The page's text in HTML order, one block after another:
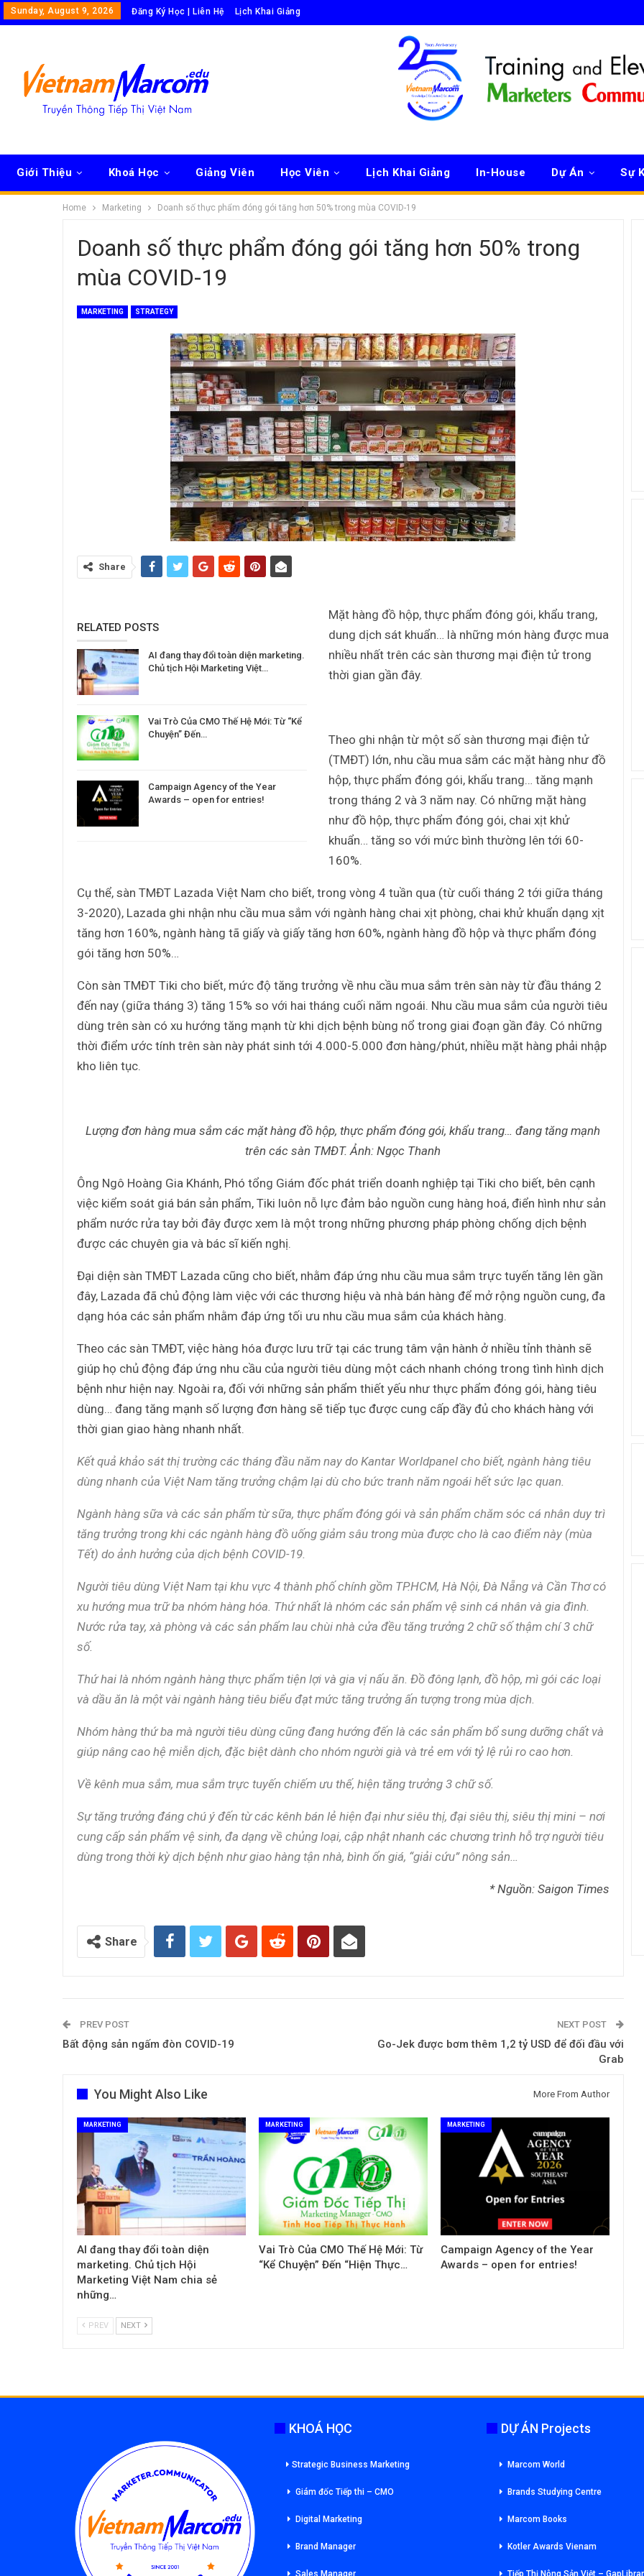
Sunday, August 9, 2026 Đăng Ký Học | Liên Hệ Lịch Khai Giảng
Giới Thiệu Khoá Học Giảng Viên Học Viên Lịch Khai Giảng In-House Dự Án Sự
Home Marketing Doanh số thực phẩm đóng gói tăng hơn 50% trong mùa COVID-19
Doanh số thực phẩm đóng gói tăng hơn 50% trong
mùa COVID-19
MARKETING STRATEGY
Share
RELATED POSTS
AI đang thay đổi toàn diện marketing.
Chủ tịch Hội Marketing Việt…
Vai Trò Của CMO Thế Hệ Mới: Từ “Kể
Chuyện” Đến…
Campaign Agency of the Year
Awards – open for entries!
Mặt hàng đồ hộp, thực phẩm đóng gói, khẩu trang,
dung dịch sát khuẩn… là những món hàng được mua
nhiều nhất trên các sàn thương mại điện tử trong
thời gian gần đây.
Theo ghi nhận từ một số sàn thương mại điện tử
(TMĐT) lớn, nhu cầu mua sắm các mặt hàng như đồ
hộp, thực phẩm đóng gói, khẩu trang… tăng mạnh
trong tháng 2 và 3 năm nay. Có những mặt hàng
như đồ hộp, thực phẩm đóng gói, chai xịt khử
khuẩn… tăng so với mức bình thường lên tới 60-
160%.
Cụ thể, sàn TMĐT Lazada Việt Nam cho biết, trong vòng 4 tuần qua (từ cuối tháng 2 tới giữa tháng
3-2020), Lazada ghi nhận nhu cầu mua sắm với ngành hàng chai xịt phòng, chai khử khuẩn dạng xịt
tăng hơn 160%, ngành hàng tã giấy và giấy tăng hơn 60%, ngành hàng đồ hộp và thực phẩm đóng
gói tăng hơn 50%…
Còn sàn TMĐT Tiki cho biết, mức độ tăng trưởng về nhu cầu mua sắm trên sàn này từ đầu tháng 2
đến nay (giữa tháng 3) tăng 15% so với hai tháng cuối năm ngoái. Nhu cầu mua sắm của người tiêu
dùng trên sàn có xu hướng tăng mạnh từ khi dịch bệnh bùng nổ trong giai đoạn gần đây. Có những
thời điểm ước tính trên sàn này phát sinh tới 4.000-5.000 đơn hàng/phút, nhiều mặt hàng phải nhập
kho liên tục.
Lượng đơn hàng mua sắm các mặt hàng đồ hộp, thực phẩm đóng gói, khẩu trang… đang tăng mạnh
trên các sàn TMĐT. Ảnh: Ngọc Thanh
Ông Ngô Hoàng Gia Khánh, Phó tổng Giám đốc phát triển doanh nghiệp tại Tiki cho biết, bên cạnh
việc kiểm soát giá bán sản phẩm, Tiki luôn nỗ lực đảm bảo nguồn cung hàng hoá, điển hình như sản
phẩm nước rửa tay bởi đây được xem là một trong những phương pháp phòng chống dịch bệnh
được các chuyên gia và bác sĩ kiến nghị.
Đại diện sàn TMĐT Lazada cũng cho biết, nhằm đáp ứng nhu cầu mua sắm trực tuyến tăng lên gần
đây, Lazada đã chủ động làm việc với các thương hiệu và nhà bán hàng để mở rộng nguồn cung, đa
dạng hóa các sản phẩm nhằm đáp ứng tối ưu nhu cầu mua sắm của khách hàng.
Theo các sàn TMĐT, việc hàng hóa được lưu trữ tại các trung tâm vận hành ở nhiều tỉnh thành sẽ
giúp họ chủ động đáp ứng nhu cầu của người tiêu dùng một cách nhanh chóng trong tình hình dịch
bệnh như hiện nay. Ngoài ra, đối với những sản phẩm thiết yếu như thực phẩm đóng gói, hàng tiêu
dùng… đang tăng mạnh số lượng đơn hàng sẽ tiếp tục được cung cấp đầy đủ cho khách hàng với
thời gian giao hàng nhanh nhất.
Kết quả khảo sát thị trường các tháng đầu năm nay do Kantar Worldpanel cho biết, ngành hàng tiêu
dùng nhanh của Việt Nam tăng trưởng chậm lại dù cho bức tranh năm ngoái hết sức lạc quan.
Ngành hàng sữa và các sản phẩm từ sữa, thực phẩm đóng gói và sản phẩm chăm sóc cá nhân duy trì
tăng trưởng trong khi các ngành hàng đồ uống giảm sâu trong mùa được cho là cao điểm này (mùa
Tết) do ảnh hưởng của dịch bệnh COVID-19.
Người tiêu dùng Việt Nam tại khu vực 4 thành phố chính gồm TP.HCM, Hà Nội, Đà Nẵng và Cần Thơ có
xu hướng mua trữ ba nhóm hàng hóa. Thứ nhất là nhóm các sản phẩm vệ sinh cá nhân và gia đình.
Nước rửa tay, xà phòng và các sản phẩm lau chùi nhà cửa đều tăng trưởng 2 chữ số thậm chí 3 chữ
số.
Thứ hai là nhóm ngành hàng thực phẩm tiện lợi và gia vị nấu ăn. Đồ đông lạnh, đồ hộp, mì gói các loại
và dầu ăn là một vài ngành hàng tiêu biểu đạt mức tăng trưởng ấn tượng trong mùa dịch.
Nhóm hàng thứ ba mà người tiêu dùng cũng đang hướng đến là các sản phẩm bổ sung dưỡng chất và
giúp nâng cao hệ miễn dịch, đặc biệt dành cho nhóm người già và trẻ em với tỷ lệ rủi ro cao hơn.
Về kênh mua sắm, mua sắm trực tuyến chiếm ưu thế, hiện tăng trưởng 3 chữ số.
Sự tăng trưởng đáng chú ý đến từ các kênh bán lẻ hiện đại như siêu thị, đại siêu thị, siêu thị mini – nơi
cung cấp sản phẩm vệ sinh, đa dạng về chủng loại, cập nhật nhanh các chương trình hỗ trợ người tiêu
dùng trong thời kỳ dịch bệnh như giao hàng tận nhà, bình ổn giá, “giải cứu” nông sản…
* Nguồn: Saigon Times
Share
PREV POST
Bất động sản ngấm đòn COVID-19
NEXT POST
Go-Jek được bơm thêm 1,2 tỷ USD để đối đầu với
Grab
You Might Also Like More From Author
MARKETING
AI đang thay đổi toàn diện
marketing. Chủ tịch Hội
Marketing Việt Nam chia sẻ
những…
MARKETING
Vai Trò Của CMO Thế Hệ Mới: Từ
“Kể Chuyện” Đến “Hiện Thực…
MARKETING
Campaign Agency of the Year
Awards – open for entries!
PREV NEXT
Tác giả Trần Tuệ Tri ra mắt sách “Giấc
mơ hóa Rồng Xanh – Thương…
Nâng Tầm Thương Hiệu Nông Sản: Khóa
Hội nghị Thương hiệu 2025: Di sản & Tầm
nhìn
70 năm NLU – dấu ấn Nhân hiệu, định vị
mới Nông Đạo học, vươn tới…
Marketing tại Việt Nam
KHOÁ HỌC
Strategic Business Marketing
Giám đốc Tiếp thi – CMO
Digital Marketing
Brand Manager
DỰ ÁN Projects
Marcom World
Brands Studying Centre
Marcom Books
Kotler Awards Vienam